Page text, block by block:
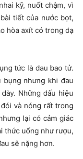
kỹ, nuốt chậm, vì
tiết của nước bọt,
hòa axít có trong dạ
tức là đau bao tử.
nhưng khi đau
Những dấu hiệu
và nóng rất trong
lại có cảm giác
thức uống như rượu,
sẽ nặng hơn.